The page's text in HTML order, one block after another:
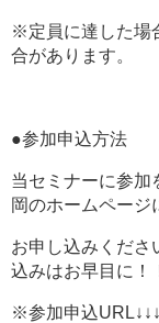
※定員に達した場
合があります。
●参加申込方法
当セミナーに参加
岡のホームページ
お申し込みくださ
込みはお早目に！
※参加申込URL↓↓↓